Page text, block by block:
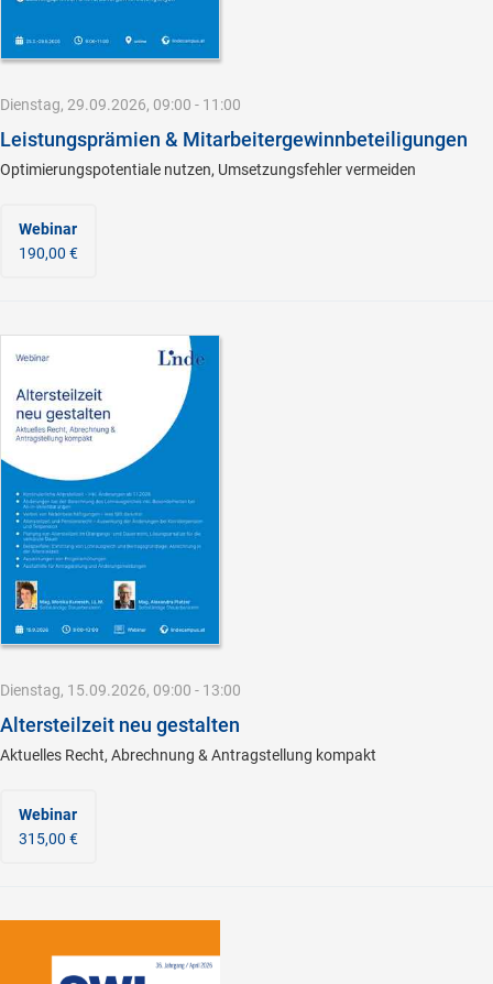
Dienstag, 29.09.2026, 09:00 - 11:00
Leistungsprämien & Mitarbeitergewinnbeteiligungen
Optimierungspotentiale nutzen, Umsetzungsfehler vermeiden
Webinar
190,00 €
Dienstag, 15.09.2026, 09:00 - 13:00
Altersteilzeit neu gestalten
Aktuelles Recht, Abrechnung & Antragstellung kompakt
Webinar
315,00 €